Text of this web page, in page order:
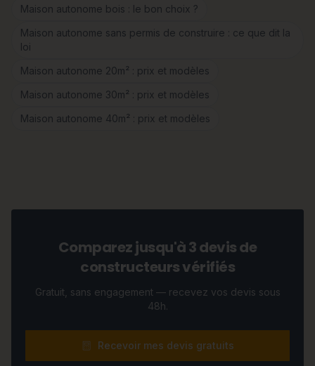
Maison autonome bois : le bon choix ?
Maison autonome sans permis de construire : ce que dit la
loi
Maison autonome 20m² : prix et modèles
Maison autonome 30m² : prix et modèles
Maison autonome 40m² : prix et modèles
Comparez jusqu'à 3 devis de
constructeurs vérifiés
Gratuit, sans engagement — recevez vos devis sous
48h.
Recevoir mes devis gratuits